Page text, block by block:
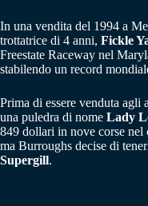
In una vendita del 1994 a
trottatrice di 4 anni, Fickle
Freestate Raceway nel
stabilendo un record
Prima di essere venduta agli
una puledra di nome Lady
849 dollari in nove corse
ma Burroughs decise di
Supergill.